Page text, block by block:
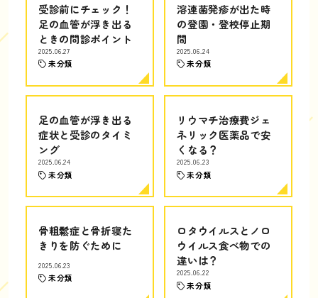
受診前にチェック！
足の血管が浮き出る
ときの問診ポイント
2025.06.27
未分類
溶連菌発疹が出た時
の登園・登校停止期
間
2025.06.24
未分類
足の血管が浮き出る
症状と受診のタイミ
ング
2025.06.24
未分類
リウマチ治療費ジェ
ネリック医薬品で安
くなる？
2025.06.23
未分類
骨粗鬆症と骨折寝た
きりを防ぐために
2025.06.23
未分類
ロタウイルスとノロ
ウイルス食べ物での
違いは？
2025.06.22
未分類